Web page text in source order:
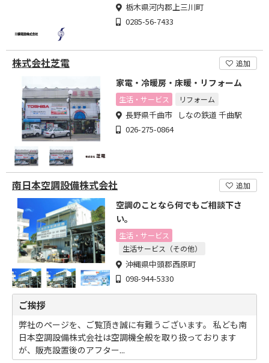
栃木県河内郡上三川町
0285-56-7433
株式会社芝電 追加
家電・冷暖房・床暖・リフォーム
生活・サービス リフォーム
長野県千曲市 しなの鉄道 千曲駅
026-275-0864
南日本空調設備株式会社 追加
空調のことなら何でもご相談下さ
い。
生活・サービス
生活サービス（その他）
沖縄県中頭郡西原町
098-944-5330
ご挨拶
弊社のページを、ご覧頂き誠に有難うございます。 私ども南
日本空調設備株式会社は空調機全般を取り扱っております
が、販売設置後のアフター...